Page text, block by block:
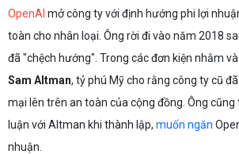
OpenAI mở công ty với định hướng phi lợi
toàn cho nhân loại. Ông rời đi vào năm 2018
đã "chệch hướng". Trong các đơn kiện nhằm
Sam Altman, tỷ phú Mỹ cho rằng công ty cũ
mại lên trên an toàn của cộng đồng. Ông
luận với Altman khi thành lập, muốn ngăn
nhuận.